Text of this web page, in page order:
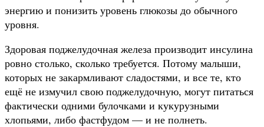
энергию и понизить уровень глюкозы до обычного
уровня.
Здоровая поджелудочная железа производит инсулина
ровно столько, сколько требуется. Потому малыши,
которых не закармливают сладостями, и все те, кто
ещё не измучил свою поджелудочную, могут питаться
фактически одними булочками и кукурузными
хлопьями, либо фастфудом — и не полнеть.